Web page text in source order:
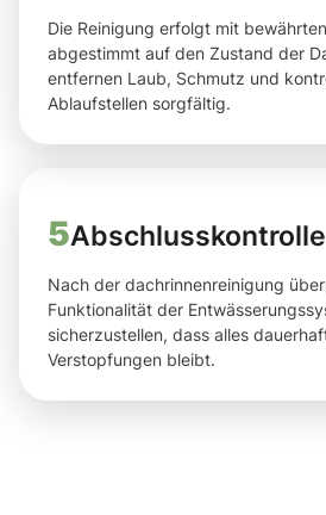
Die Reinigung erfolgt mit
abgestimmt auf den Zustand der
entfernen Laub, Schmutz und
Ablaufstellen sorgfältig.
5Abschlusskontrolle
Nach der dachrinnenreinigung
Funktionalität der
sicherzustellen, dass alles
Verstopfungen bleibt.